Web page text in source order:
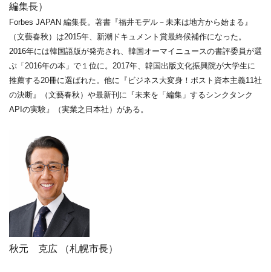
編集長）
Forbes JAPAN 編集長。著書『福井モデル－未来は地方から始まる』
（文藝春秋）は2015年、新潮ドキュメント賞最終候補作になった。
2016年には韓国語版が発売され、韓国オーマイニュースの書評委員が選
ぶ「2016年の本」で１位に。2017年、韓国出版文化振興院が大学生に
推薦する20冊に選ばれた。他に『ビジネス大変身！ポスト資本主義11社
の決断』（文藝春秋）や最新刊に『未来を「編集」するシンクタンク
APIの実験』（実業之日本社）がある。
秋元 克広 （札幌市長）